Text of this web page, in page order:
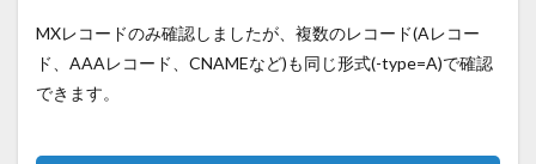
MXレコードのみ確認しましたが、複数のレコード(Aレコー
ド、AAAレコード、 CNAMEなど)も同じ形式(-type=A)で確認
できます。